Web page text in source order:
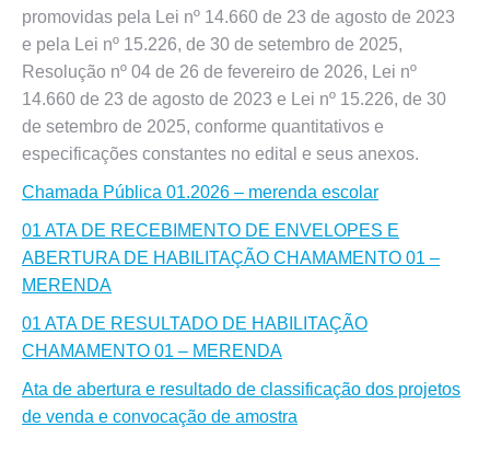
promovidas pela Lei nº 14.660 de 23 de agosto de 2023
e pela Lei nº 15.226, de 30 de setembro de 2025,
Resolução nº 04 de 26 de fevereiro de 2026, Lei nº
14.660 de 23 de agosto de 2023 e Lei nº 15.226, de 30
de setembro de 2025, conforme quantitativos e
especificações constantes no edital e seus anexos.
Chamada Pública 01.2026 – merenda escolar
01 ATA DE RECEBIMENTO DE ENVELOPES E
ABERTURA DE HABILITAÇÃO CHAMAMENTO 01 –
MERENDA
01 ATA DE RESULTADO DE HABILITAÇÃO
CHAMAMENTO 01 – MERENDA
Ata de abertura e resultado de classificação dos projetos
de venda e convocação de amostra